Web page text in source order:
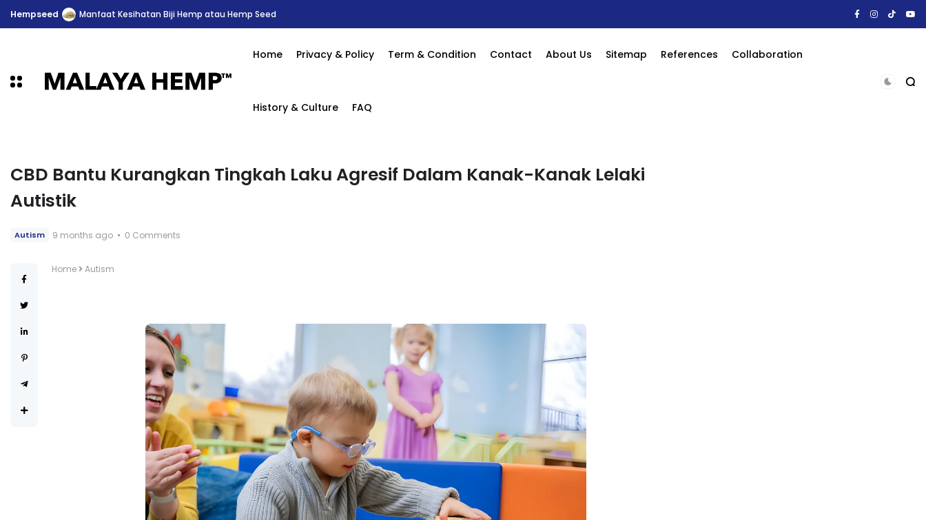
Hempseed Manfaat Kesihatan Biji Hemp atau Hemp Seed
Home Privacy & Policy Term & Condition Contact About Us Sitemap References Collaboration
History & Culture FAQ
CBD Bantu Kurangkan Tingkah Laku Agresif Dalam Kanak-Kanak Lelaki
Autistik
Autism 9 months ago 0 Comments
Home Autism